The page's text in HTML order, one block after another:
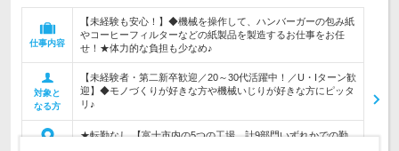
仕事内容
【未経験も安心！】◆機械を操作して、ハンバーガーの包み紙
やコーヒーフィルターなどの紙製品を製造するお仕事をお任
せ！★体力的な負担も少なめ♪
対象と
なる方
【未経験者・第二新卒歓迎／20～30代活躍中！／U・Iターン歓
迎】◆モノづくりが好きな方や機械いじりが好きな方にピッタ
リ♪
★転勤なし 【富士市内の5つの工場、計9部門いずれかでの勤